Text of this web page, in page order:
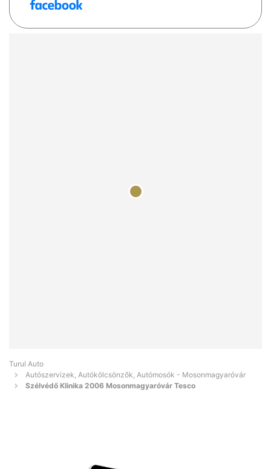
Turul Auto
Autószervizek, Autókölcsönzők, Autómosók - Mosonmagyaróvár
Szélvédő Klinika 2006 Mosonmagyaróvár Tesco